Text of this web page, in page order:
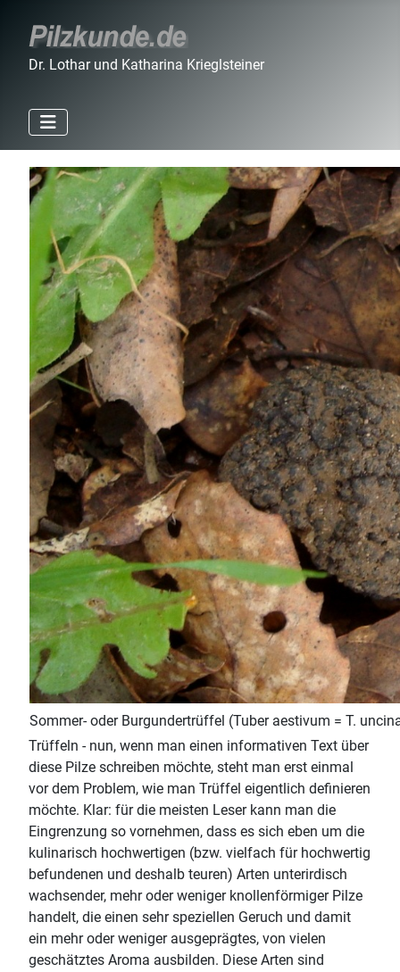
Dr. Lothar und Katharina Krieglsteiner
Sommer- oder Burgundertrüffel (Tuber aestivum = T.
Trüffeln - nun, wenn man einen informativen Text über
diese Pilze schreiben möchte, steht man erst einmal
vor dem Problem, wie man Trüffel eigentlich definieren
möchte. Klar: für die meisten Leser kann man die
Eingrenzung so vornehmen, dass es sich eben um die
kulinarisch hochwertigen (bzw. vielfach für hochwertig
befundenen und deshalb teuren) Arten unterirdisch
wachsender, mehr oder weniger knollenförmiger Pilze
handelt, die einen sehr speziellen Geruch und damit
ein mehr oder weniger ausgeprägtes, von vielen
geschätztes Aroma ausbilden. Diese Arten sind